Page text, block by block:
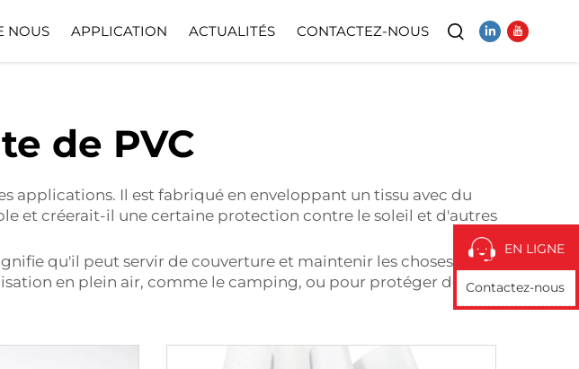
NOUS APPLICATION ACTUALITÉS CONTACTEZ-NOUS
EN LIGNE
Contactez-nous
de PVC
applications. Il est fabriqué en enveloppant un tissu avec du
et créerait-il une certaine protection contre le soleil et d'autres
qu'il peut servir de couverture et maintenir les choses
en plein air, comme le camping, ou pour protéger des